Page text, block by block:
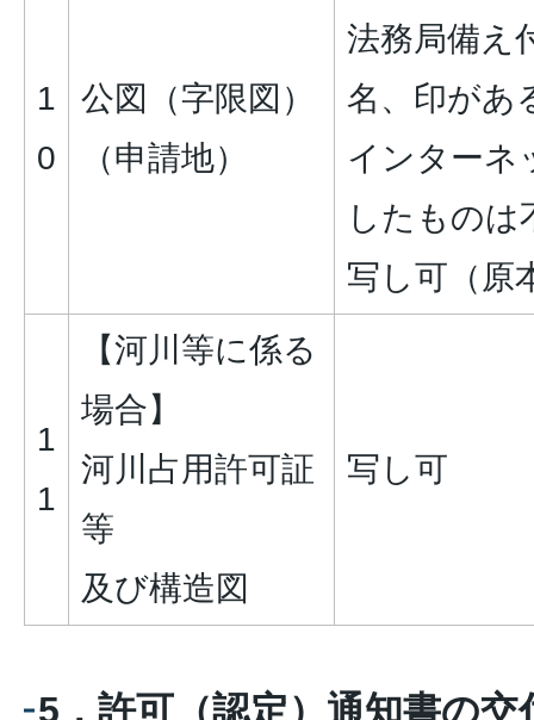
1
0
公図（字限図）
（申請地）
法務局備え
名、印があ
インターネ
したものは
写し可（原
1
1
【河川等に係る
場合】
河川占用許可証
等
及び構造図
写し可
5．許可（認定）通知書の交